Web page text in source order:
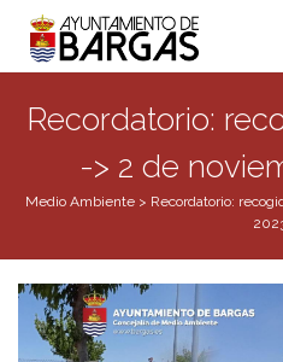
Recordatorio:
-> 2 de
Medio Ambiente> Recordatorio: